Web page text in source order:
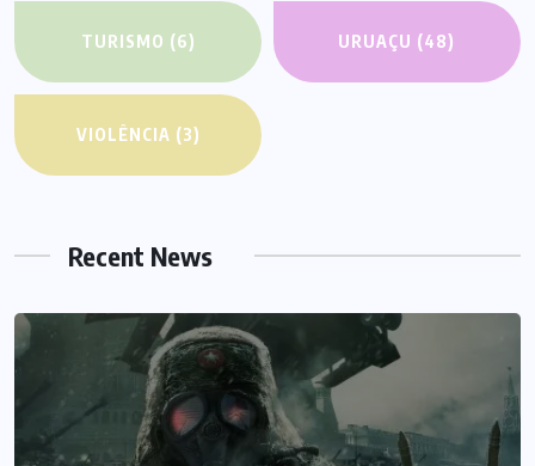
TURISMO (6) URUAÇU (48)
VIOLÊNCIA (3)
Recent News